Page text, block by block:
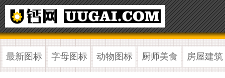
最新图标 字母图标 动物图标 厨师美食 房屋建筑